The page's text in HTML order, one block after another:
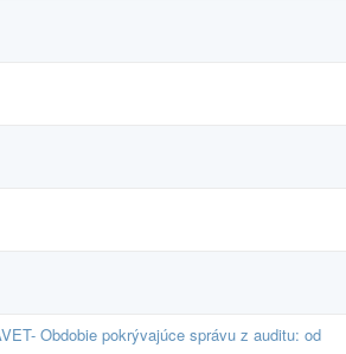
Obdobie pokrývajúce správu z auditu: od